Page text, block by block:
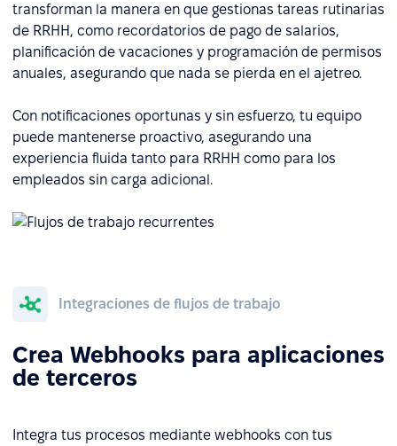
transforman la manera en que gestionas tareas rutinarias
de RRHH, como recordatorios de pago de salarios,
planificación de vacaciones y programación de permisos
anuales, asegurando que nada se pierda en el ajetreo.
Con notificaciones oportunas y sin esfuerzo, tu equipo
puede mantenerse proactivo, asegurando una
experiencia fluida tanto para RRHH como para los
empleados sin carga adicional.
Integraciones de flujos de trabajo
Crea Webhooks para aplicaciones
de terceros
Integra tus procesos mediante webhooks con tus